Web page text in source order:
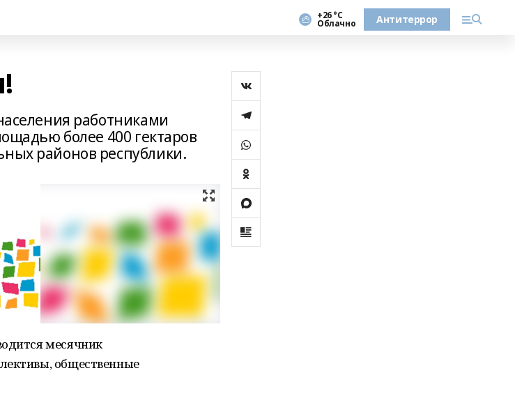
+26 °С
Облачно Антитеррор
работниками
более 400 гектаров
районов республики.
месячник
общественные